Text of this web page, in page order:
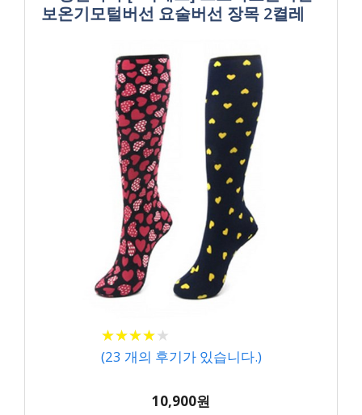
보온기모털버선 요술버선 장목 2켤레
★★★★★
★★★★★
(23 개의 후기가 있습니다.)
10,900원